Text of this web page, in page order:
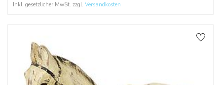
Inkl. gesetzlicher MwSt. zzgl. Versandkosten